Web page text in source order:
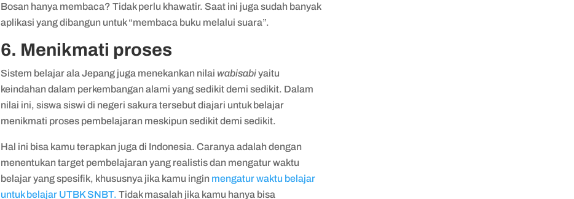
Bosan hanya membaca? Tidak perlu khawatir. Saat ini juga sudah banyak
aplikasi yang dibangun untuk “membaca buku melalui suara”.
6. Menikmati proses
Sistem belajar ala Jepang juga menekankan nilai wabisabiyaitu
keindahan dalam perkembangan alami yang sedikit demi sedikit. Dalam
nilai ini, siswa siswi di negeri sakura tersebut diajari untuk belajar
menikmati proses pembelajaran meskipun sedikit demi sedikit.
Hal ini bisa kamu terapkan juga di Indonesia. Caranya adalah dengan
menentukan target pembelajaran yang realistis dan mengatur waktu
belajar yang spesifik, khususnya jika kamu ingin mengatur waktu belajar
untuk belajar UTBK SNBT. Tidak masalah jika kamu hanya bisa